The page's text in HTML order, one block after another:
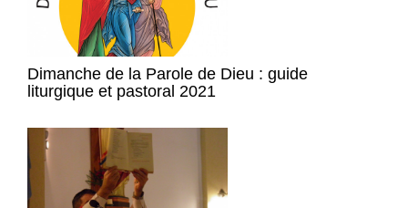
Dimanche de la Parole de Dieu : guide
liturgique et pastoral 2021